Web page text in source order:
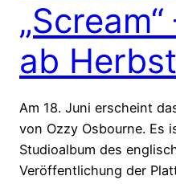
ab Herbst
Am 18. Juni erscheint
von Ozzy Osbourne. Es
Studioalbum des
Veröffentlichung der